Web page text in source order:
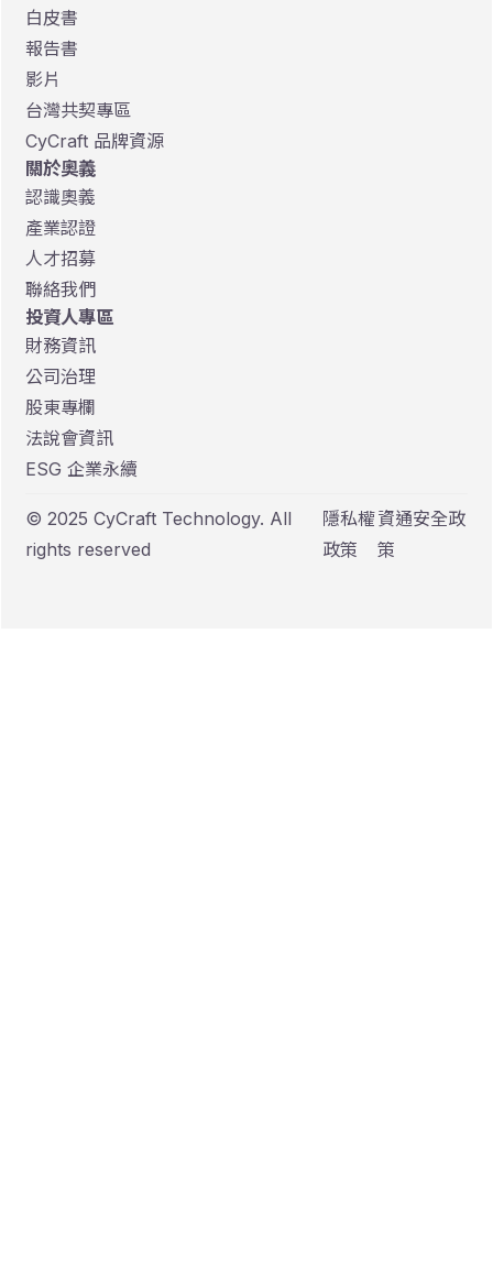
白皮書
報告書
影片
台灣共契專區
CyCraft 品牌資源
關於奧義
認識奧義
產業認證
人才招募
聯絡我們
投資人專區
財務資訊
公司治理
股東專欄
法說會資訊
ESG 企業永續
© 2025 CyCraft Technology. All
rights reserved
隱私權
政策
資通安全政
策